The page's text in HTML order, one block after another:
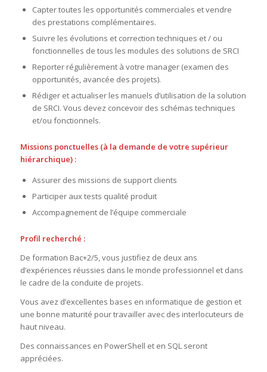
Capter toutes les opportunités commerciales et vendre
des prestations complémentaires.
Suivre les évolutions et correction techniques et / ou
fonctionnelles de tous les modules des solutions de SRCI
Reporter régulièrement à votre manager (examen des
opportunités, avancée des projets).
Rédiger et actualiser les manuels d’utilisation de la solution
de SRCI. Vous devez concevoir des schémas techniques
et/ou fonctionnels.
Missions ponctuelles (à la demande de votre supérieur
hiérarchique) :
Assurer des missions de support clients
Participer aux tests qualité produit
Accompagnement de l’équipe commerciale
Profil recherché :
De formation Bac+2/5, vous justifiez de deux ans
d’expériences réussies dans le monde professionnel et dans
le cadre de la conduite de projets.
Vous avez d’excellentes bases en informatique de gestion et
une bonne maturité pour travailler avec des interlocuteurs de
haut niveau.
Des connaissances en PowerShell et en SQL seront
appréciées.